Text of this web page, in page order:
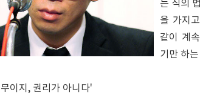
는 식의
을 가지
같이 계
기만 하
이지, 권리가 아니다'